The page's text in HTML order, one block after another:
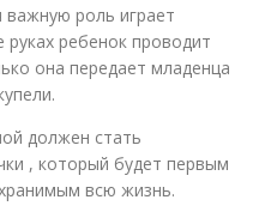
роль играет
ребенок проводит
она передает младенца
должен стать
, который будет первым
всю жизнь.